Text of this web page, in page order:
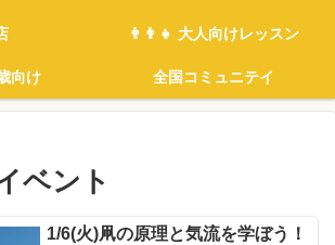
👨‍👨‍👧 大人向けレッスン
向け 全国コミュニテイ
ベント
1/6(火)凧の原理と気流を学ぼう！